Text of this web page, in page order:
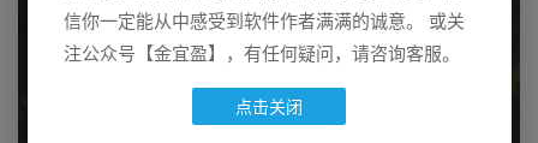
信你一定能从中感受到软件作者满满的诚意。 或关
注公众号【金宜盈】，有任何疑问，请咨询客服。
点击关闭